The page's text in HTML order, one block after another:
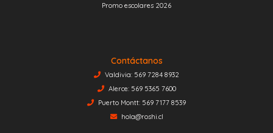
Promo escolares 2026
Contáctanos
Valdivia: 569 7284 8932
Alerce: 569 5365 7600
Puerto Montt: 569 7177 8539
hola@roshi.cl